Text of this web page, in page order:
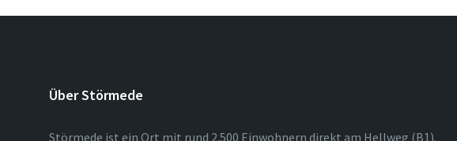
Über Störmede
Störmede ist ein Ort mit rund 2.500 Einwohnern direkt am Hellweg (B1).